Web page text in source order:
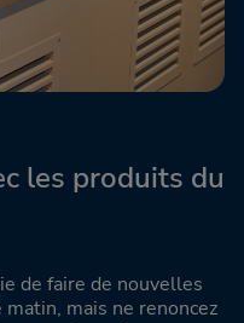
les produits du
de faire de nouvelles
mais ne renoncez